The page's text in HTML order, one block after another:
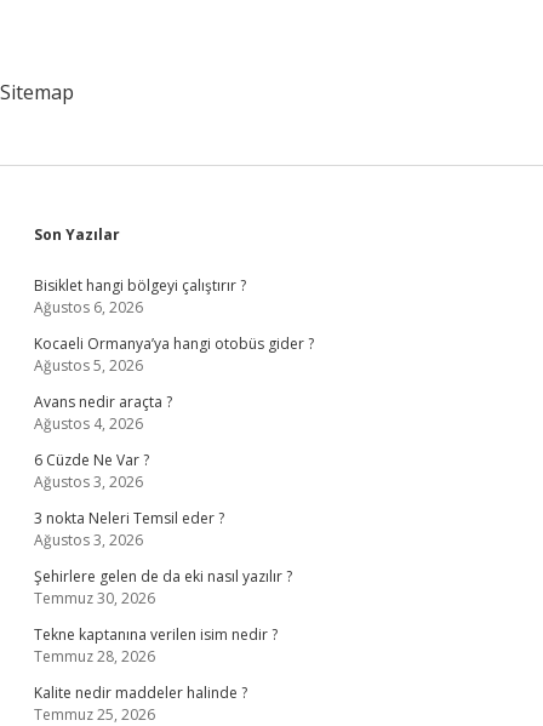
Sitemap
Sidebar
Son Yazılar
Bisiklet hangi bölgeyi çalıştırır ?
Ağustos 6, 2026
Kocaeli Ormanya’ya hangi otobüs gider ?
Ağustos 5, 2026
Avans nedir araçta ?
Ağustos 4, 2026
6 Cüzde Ne Var ?
Ağustos 3, 2026
3 nokta Neleri Temsil eder ?
Ağustos 3, 2026
Şehirlere gelen de da eki nasıl yazılır ?
Temmuz 30, 2026
Tekne kaptanına verilen isim nedir ?
Temmuz 28, 2026
Kalite nedir maddeler halinde ?
Temmuz 25, 2026